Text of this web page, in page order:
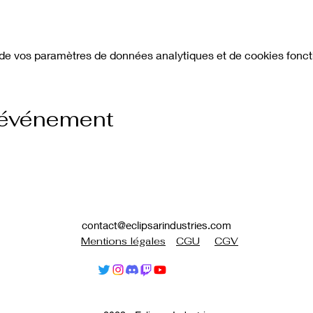
vos paramètres de données analytiques et de cookies
contact@eclipsarindustries.com
Mentions légales
CGU CGV